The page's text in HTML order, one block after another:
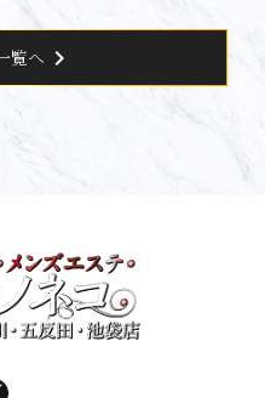
覧へ chevron_right